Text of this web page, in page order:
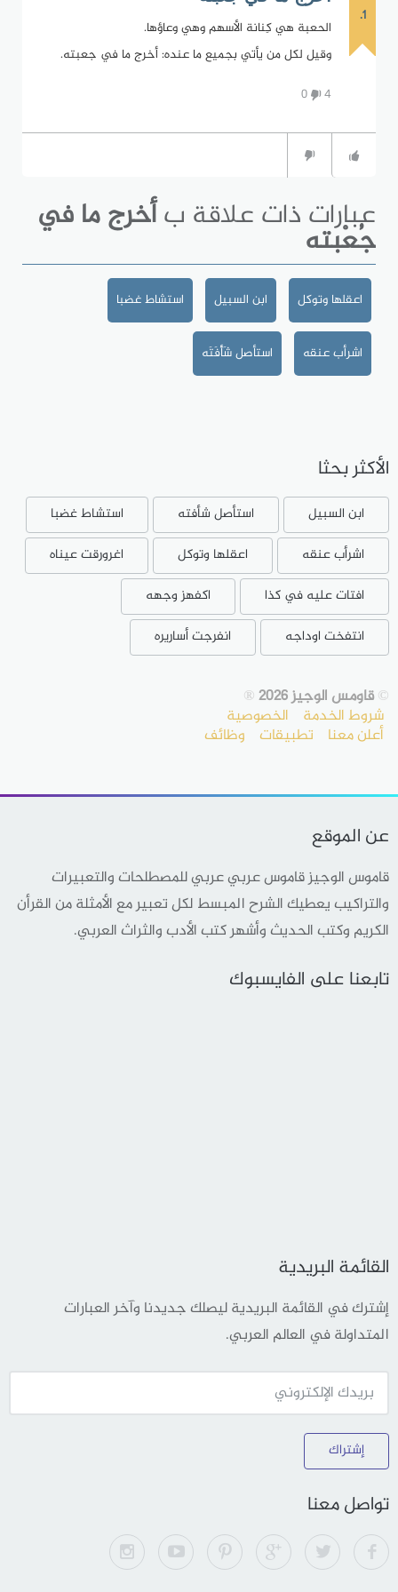
1.
الحعبة هي كِنانة الأسهم وهي وعاؤها.
وقيل لكل من يأتي بجميع ما عنده: أخرج ما في جعبته.
4
0
عبارات ذات علاقة بأخرج ما في
جُعْبته
اعقلها وتوكل ابن السبيل استشاط غضبا
اشرأب عنقه استأصل شَأْفَتَه
الأكثر بحثا
ابن السبيل استأصل شأفته
استشاط غضبا
اشرأب عنقه
اعقلها وتوكل
اغرورقت عيناه
افتات عليه في كذا
اكفهز وجهه
انتفخت اوداجه
انفرجت أساريره
©قاومس الوجيز 2026 ®
شروط الخدمة الخصوصية
أعلن معنا تطبيقات وظائف
عن الموقع
قاموس الوجيز قاموس عربي عربي للمصطلحات والتعبيرات
والتراكيب يعطيك الشرح المبسط لكل تعبير مع الأمثلة من القرأن
الكريم وكتب الحديث وأشهر كتب الأدب والثراث العربي.
تابعنا على الفايسبوك
القائمة البريدية
إشترك في القائمة البريدية ليصلك جديدنا وآخر العبارات
المتداولة في العالم العربي.
إشتراك
تواصل معنا